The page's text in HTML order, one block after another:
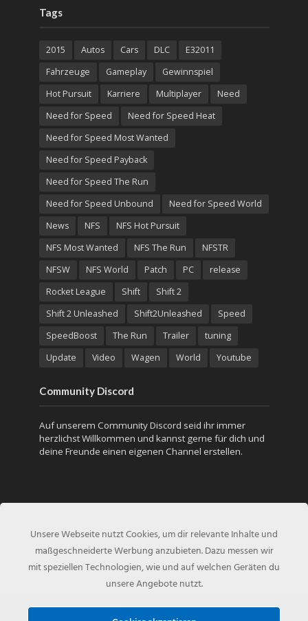
Tags
2015 Autos Cars DLC
E32011
Fahrzeuge
Gameplay
Gewinnspiel
Hot Pursuit
Karriere Multiplayer
Need
Need for Speed
Need for Speed Heat
Need for Speed Most Wanted
Need for Speed Payback
Need for Speed The Run
Need for Speed Unbound
Need for Speed World
News
NFS
NFS Hot Pursuit
NFS Most Wanted
NFS The Run
NFSTR
NFSW
NFS World Patch PC
release
Rocket League
Shift
Shift 2
Shift 2 Unleashed
Shift2Unleashed
Speed
SpeedBoost
The Run Trailer
tuning
Update
Video Wagen World Youtube
Community Discord
Auf unserem Community Discord seid ihr immer
herzlichst Willkommen und kannst gerne für dich und
deine Freunde einen eigenen Channel erstellen.
Unsere Webseite nutzt Cookies, um dir relevante Inhalte und
maßgeschneiderte Werbung anzubieten. Dazu messen wir
mit speziellen Technologien, wie und auf welchen Geräten du
unsere Angebote nutzt.